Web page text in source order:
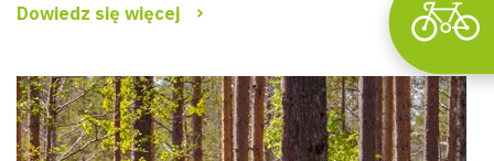
Dowiedz się więcej